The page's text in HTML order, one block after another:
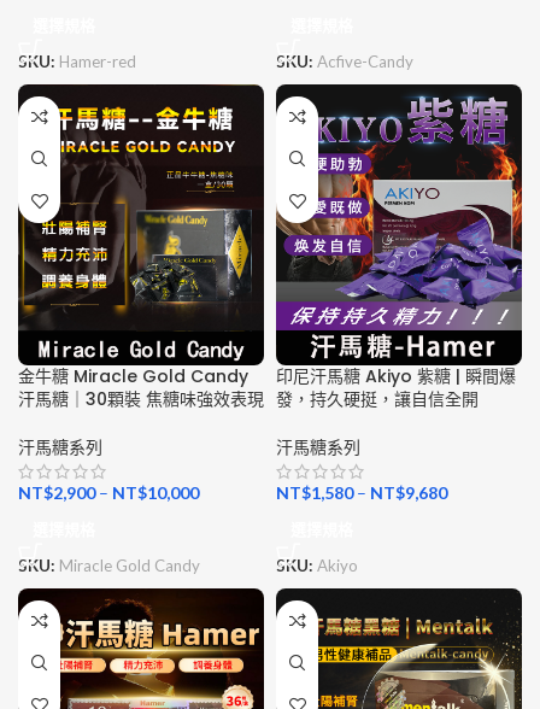
SKU: Hamer-red
SKU: Acfive-Candy
金牛糖 Miracle Gold Candy
汗馬糖｜30顆裝 焦糖味強效表現
汗馬糖系列
NT$2,900– NT$10,000
SKU: Miracle Gold Candy
印尼汗馬糖 Akiyo 紫糖 | 瞬間爆
發，持久硬挺，讓自信全開
汗馬糖系列
NT$1,580– NT$9,680
SKU: Akiyo